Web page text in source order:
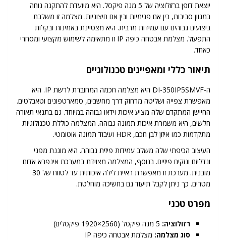
יוצאת דופן ברזולוציה של 5 מגה פיקסל. היא מיועדת להתקנה נוחה
במגוון סביבות, בין אם פנימיות ובין אם חיצוניות. מצלמה זו משלבת
ביצועים גבוהים עם עמידות מרבית. היא מצטיינת באמינות ובקלות
התפעול. מצלמת אבטחה כיפה IP זו מתאימה לשימוש מקצועי ומסחרי
כאחד.
תיאור כללי ומאפיינים טכנולוגיים
ה-DI-350IP5SMVF היא מצלמה חכמה המחוברת לרשת IP. היא
מאפשרת צפייה ושליטה מרחוק דרך מחשבים, סמארטפונים וטאבלטים.
החיישן המתקדם שלה מציע איכות וידאו גבוהה במיוחד. גם בתנאי תאורה
חלשים, היא משמרת איכות תמונה גבוהה. המצלמה כוללת טכנולוגיות
מתקדמות כמו איזון לבן חכם, HDR ועיבוד תמונה אוטומטי.
העיצוב הכיפתי שלה משלב עמידות פיזית גבוהה. היא מוגנת מפני
ונדליזם ונזקים פיזיים. בנוסף, המצלמה מצוידת במערכת אינפרא אדום
מובנית. מערכת זו מאפשרת ראיית לילה איכותית עד לטווח של 30
מטרים. כך ניתן לקבל תיעוד גם בחשיכה מוחלטת.
מפרט טכני
רזולוציה:
סוג מצלמה: מצלמת אבטחה כיפה IP